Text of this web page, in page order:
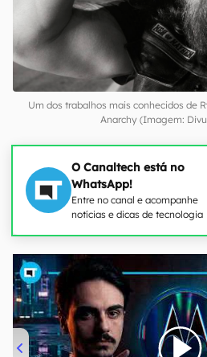
Um dos trabalhos mais conhecidos de
Anarchy (Imagem:
O Canaltech está no
WhatsApp!
Entre no canal e acompanhe
notícias e dicas de tecnologia